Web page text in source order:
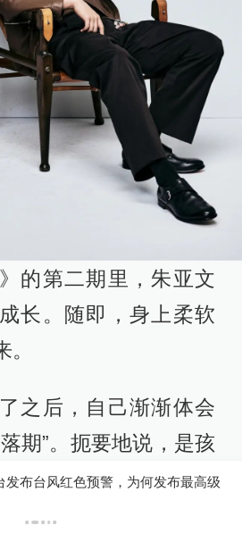
的第二期里，朱亚文
长。随即，身上柔软
之后，自己渐渐体会
期”。扼要地说，是孩
赖你，但也开始建立
的世界。
豚”影响，铁路部门进一步调整列车